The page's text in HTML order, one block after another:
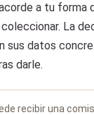
a tu forma
La
sus datos
darle.
recibir una